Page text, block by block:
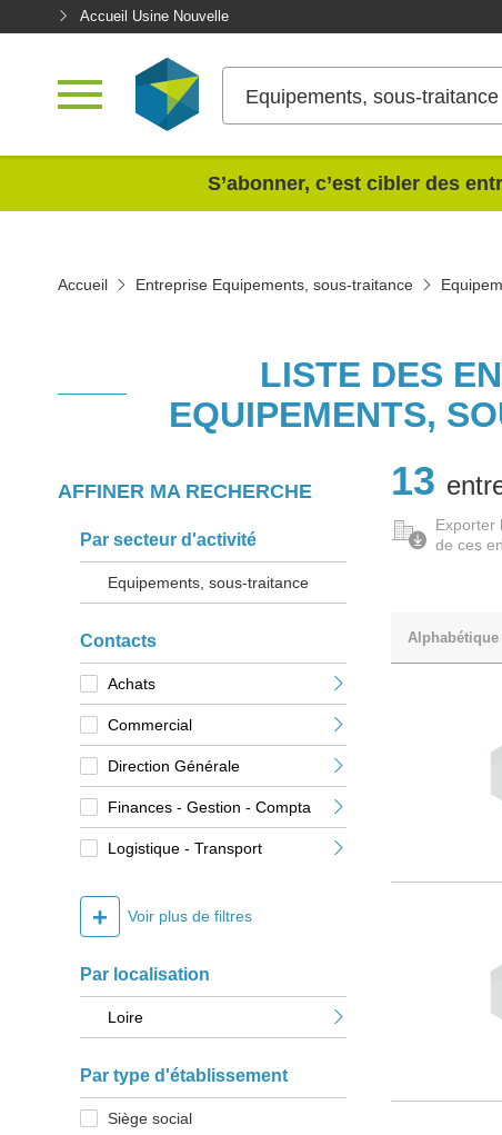
Accueil Usine Nouvelle
Equipements, sous-traitance
S’abonner, c’est cibler des
Accueil Entreprise Equipements, sous-traitance
LISTE DES
EQUIPEMENTS,
AFFINER MA RECHERCHE
Par secteur d'activité
Equipements, sous-traitance
Contacts
Achats
Commercial
Direction Générale
Finances - Gestion - Compta
Logistique - Transport
+ Voir plus de filtres
Par localisation
Loire
Par type d'établissement
Siège social
13
Exporter
de ces
Alphabétique